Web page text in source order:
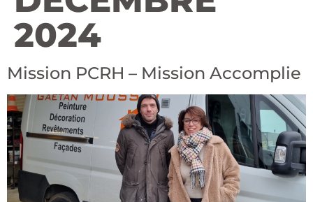
2024
Mission PCRH – Mission Accomplie